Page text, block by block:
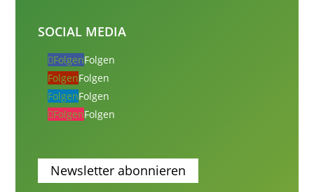
SOCIAL MEDIA
FolgenFolgen
FolgenFolgen
FolgenFolgen
FolgenFolgen
Newsletter abonnieren